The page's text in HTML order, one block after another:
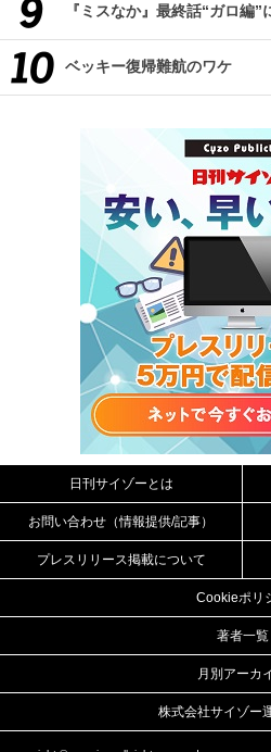
『ミスなか』最終話“ガロ編”
ベッキー復帰難航のワケ
日刊サイゾーとは
お問い合わせ（情報提供/記事）
プレスリリース掲載について
Cookieポリ
著者一覧
月別アーカ
株式会社サイゾー